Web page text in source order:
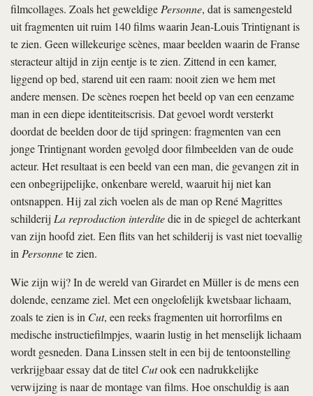
filmcollages. Zoals het geweldigePersonne, dat is samengesteld
uit fragmenten uit ruim 140 films waarin Jean-Louis Trintignant is
te zien. Geen willekeurige scènes, maar beelden waarin de Franse
steracteur altijd in zijn eentje is te zien. Zittend in een kamer,
liggend op bed, starend uit een raam: nooit zien we hem met
andere mensen. De scènes roepen het beeld op van een eenzame
man in een diepe identiteitscrisis. Dat gevoel wordt versterkt
doordat de beelden door de tijd springen: fragmenten van een
jonge Trintignant worden gevolgd door filmbeelden van de oude
acteur. Het resultaat is een beeld van een man, die gevangen zit in
een onbegrijpelijke, onkenbare wereld, waaruit hij niet kan
ontsnappen. Hij zal zich voelen als de man op René Magrittes
schilderij La reproduction interditedie in de spiegel de achterkant
van zijn hoofd ziet. Een flits van het schilderij is vast niet toevallig
inPersonnete zien.
Wie zijn wij? In de wereld van Girardet en Müller is de mens een
dolende, eenzame ziel. Met een ongelofelijk kwetsbaar lichaam,
zoals te zien is in Cut, een reeks fragmenten uit horrorfilms en
medische instructiefilmpjes, waarin lustig in het menselijk lichaam
wordt gesneden. Dana Linssen stelt in een bij de tentoonstelling
verkrijgbaar essay dat de titel Cutook een nadrukkelijke
verwijzing is naar de montage van films. Hoe onschuldig is aan